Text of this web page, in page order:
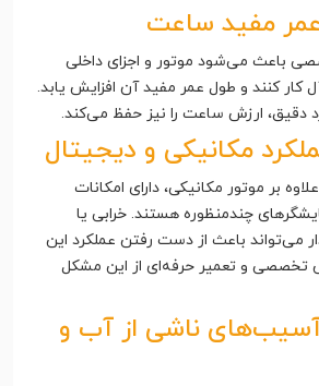
مفید ساعت
باعث می‌شود موتور و اجزای داخلی
کار کنند و طول عمر مفید آن افزایش یابد.
دقیق، ارزش ساعت را نیز حفظ می‌کند.
مکانیکی و دیجیتال
بر موتور مکانیکی، دارای امکانات
چندمنظوره هستند. خرابی یا
می‌تواند باعث از دست رفتن عملکرد این
و تعمیر حرفه‌ای از این مشکل
ناشی از آب و